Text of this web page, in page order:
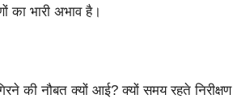
का भारी अभाव है।
की नौबत क्यों आई? क्यों समय रहते निरीक्षण